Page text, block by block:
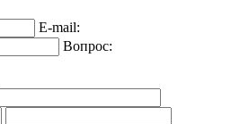
E-mail:
Вопрос: